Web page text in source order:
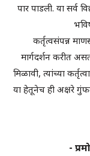
पार पाडली. या सर्व
कर्तृत्वसंपन्न
मार्गदर्शन करीत
मिळावी, त्यांच्या
या हेतूनेच ही अक्षरे
-